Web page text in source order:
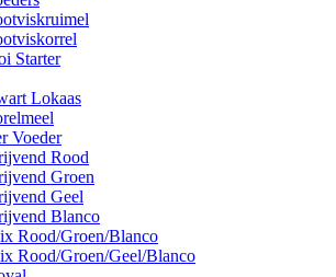
Starter
Lokaas
Voeder
Rood
Groen
Geel
Blanco
Rood/Groen/Blanco
Rood/Groen/Geel/Blanco